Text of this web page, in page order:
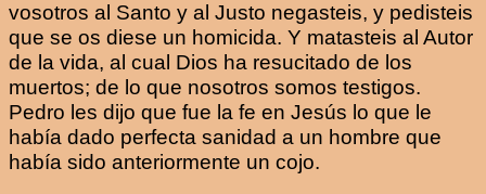
vosotros al Santo y al Justo negasteis, y pedisteis
que se os diese un homicida. Y matasteis al Autor
de la vida, al cual Dios ha resucitado de los
muertos; de lo que nosotros somos testigos.
Pedro les dijo que fue la fe en Jesús lo que le
había dado perfecta sanidad a un hombre que
había sido anteriormente un cojo.